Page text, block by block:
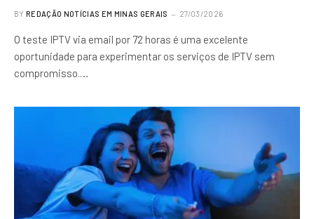
BY REDAÇÃO NOTÍCIAS EM MINAS GERAIS 27/03/2026
O teste IPTV via email por 72 horas é uma excelente
oportunidade para experimentar os serviços de IPTV sem
compromisso.…